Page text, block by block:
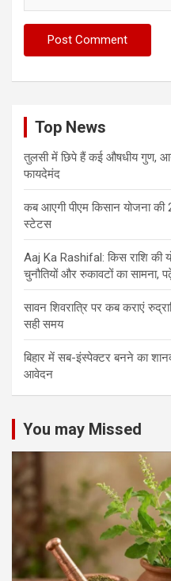
Top News
तुलसी में छिपे हैं कई औषधीय गुण,
फायदेमंद
कब आएगी पीएम किसान योजना
स्टेटस
Aaj Ka Rashifal: किस राशि की
चुनौतियों और रुकावटों का सामना,
सावन शिवरात्रि पर कब कराएं
सही समय
बिहार में सब-इंस्पेक्टर बनने का
आवेदन
You may Missed